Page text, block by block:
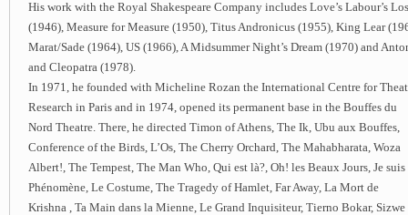
His work with the Royal Shakespeare Company includes Love’s Labour’s
(1946), Measure for Measure (1950), Titus Andronicus (1955), King Lear
Marat/Sade (1964), US (1966), A Midsummer Night’s Dream (1970) and
and Cleopatra (1978).
In 1971, he founded with Micheline Rozan the International Centre for
Research in Paris and in 1974, opened its permanent base in the Bouffes du
Nord Theatre. There, he directed Timon of Athens, The Ik, Ubu aux Bouffes,
Conference of the Birds, L’Os, The Cherry Orchard, The Mahabharata, Woza
Albert!, The Tempest, The Man Who, Qui est là?, Oh! les Beaux Jours, Je suis
Phénomène, Le Costume, The Tragedy of Hamlet, Far Away, La Mort de
Krishna , Ta Main dans la Mienne, Le Grand Inquisiteur, Tierno Bokar, Sizwe